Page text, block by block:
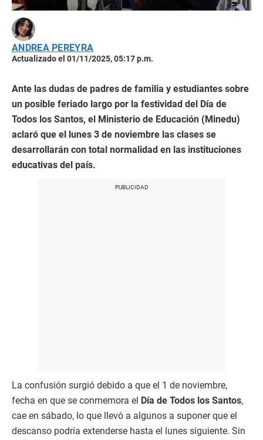
ANDREA PEREYRA
Actualizado el 01/11/2025, 05:17 p.m.
Ante las dudas de padres de familia y estudiantes sobre
un posible feriado largo por la festividad del Día de
Todos los Santos, el Ministerio de Educación (Minedu)
aclaró que el lunes 3 de noviembre las clases se
desarrollarán con total normalidad en las instituciones
educativas del país.
La confusión surgió debido a que el 1 de noviembre,
fecha en que se conmemora el Día de Todos los Santos,
cae en sábado, lo que llevó a algunos a suponer que el
descanso podría extenderse hasta el lunes siguiente. Sin